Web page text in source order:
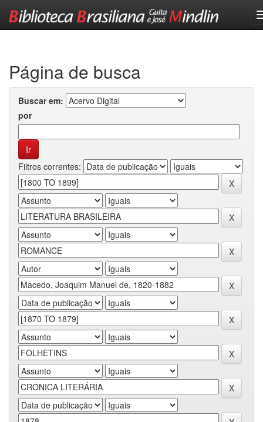
Página de busca
Buscar em:
por
Filtros correntes: